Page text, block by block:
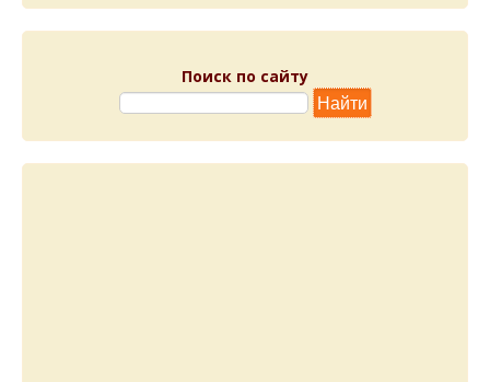
Поиск по сайту